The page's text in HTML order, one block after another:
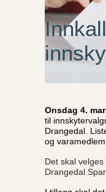
Fusjon
Onsdag 4.
til
Drangedal.
og
Det skal
Drangedal